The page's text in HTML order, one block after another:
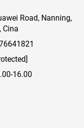
Road, Nanning,
Cina
16.00